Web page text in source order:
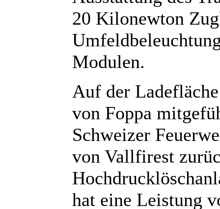
20 Kilonewton
Modulen.
Auf der
von Foppa
Schweizer
von Vallfirest
hat eine Leistung